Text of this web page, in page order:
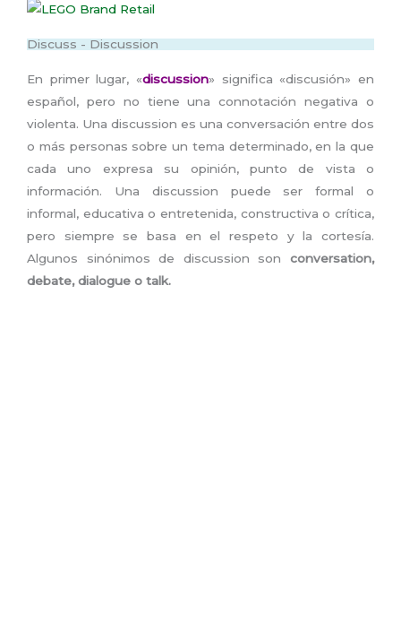
Discuss - Discussion
En primer lugar, «discussion» significa «discusión» en
español, pero no tiene una connotación negativa o
violenta. Una discussion es una conversación entre dos
o más personas sobre un tema determinado, en la que
cada uno expresa su opinión, punto de vista o
información. Una discussion puede ser formal o
informal, educativa o entretenida, constructiva o crítica,
pero siempre se basa en el respeto y la cortesía.
Algunos sinónimos de discussion son conversation,
debate, dialogue o talk.